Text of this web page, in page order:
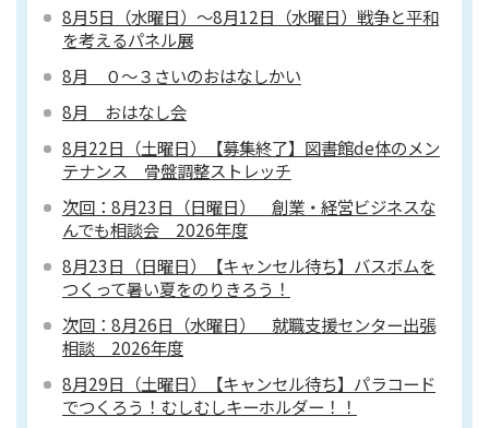
8月5日（水曜日）～8月12日（水曜日）戦争と平和
を考えるパネル展
8月 ０～３さいのおはなしかい
8月 おはなし会
8月22日（土曜日）【募集終了】図書館de体のメン
テナンス 骨盤調整ストレッチ
次回：8月23日（日曜日） 創業・経営ビジネスな
んでも相談会 2026年度
8月23日（日曜日）【キャンセル待ち】バスボムを
つくって暑い夏をのりきろう！
次回：8月26日（水曜日） 就職支援センター出張
相談 2026年度
8月29日（土曜日）【キャンセル待ち】パラコード
でつくろう！むしむしキーホルダー！！